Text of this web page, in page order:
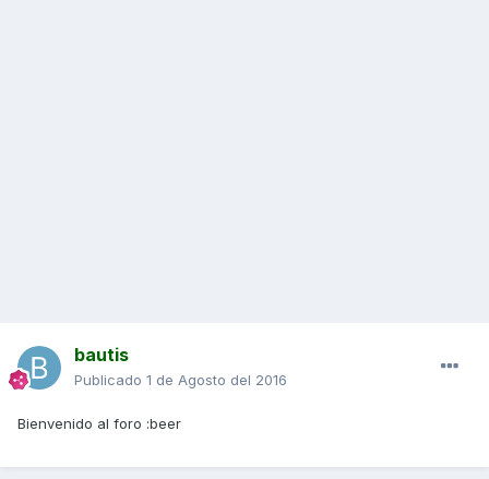
bautis
Publicado 1 de Agosto del 2016
Bienvenido al foro :beer